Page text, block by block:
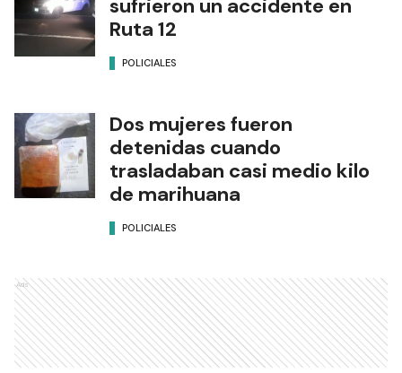
sufrieron un accidente en
Ruta 12
POLICIALES
Dos mujeres fueron
detenidas cuando
trasladaban casi medio kilo
de marihuana
POLICIALES
Ads